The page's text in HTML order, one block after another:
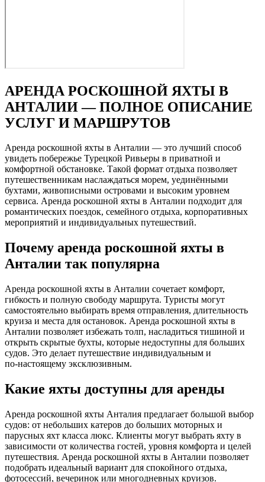
АРЕНДА РОСКОШНОЙ ЯХТЫ В
АНТАЛИИ — ПОЛНОЕ ОПИСАНИЕ
УСЛУГ И МАРШРУТОВ
Аренда роскошной яхты в Анталии — это лучший способ
увидеть побережье Турецкой Ривьеры в приватной и
комфортной обстановке. Такой формат отдыха позволяет
путешественникам наслаждаться морем, уединёнными
бухтами, живописными островами и высоким уровнем
сервиса. Аренда роскошной яхты в Анталии подходит для
романтических поездок, семейного отдыха, корпоративных
мероприятий и индивидуальных путешествий.
Почему аренда роскошной яхты в
Анталии так популярна
Аренда роскошной яхты в Анталии сочетает комфорт,
гибкость и полную свободу маршрута. Туристы могут
самостоятельно выбирать время отправления, длительность
круиза и места для остановок. Аренда роскошной яхты в
Анталии позволяет избежать толп, насладиться тишиной и
открыть скрытые бухты, которые недоступны для больших
судов. Это делает путешествие индивидуальным и
по‑настоящему эксклюзивным.
Какие яхты доступны для аренды
Аренда роскошной яхты Анталия предлагает большой выбор
судов: от небольших катеров до больших моторных и
парусных яхт класса люкс. Клиенты могут выбрать яхту в
зависимости от количества гостей, уровня комфорта и целей
путешествия. Аренда роскошной яхты в Анталии позволяет
подобрать идеальный вариант для спокойного отдыха,
фотосессий, вечеринок или многодневных круизов.